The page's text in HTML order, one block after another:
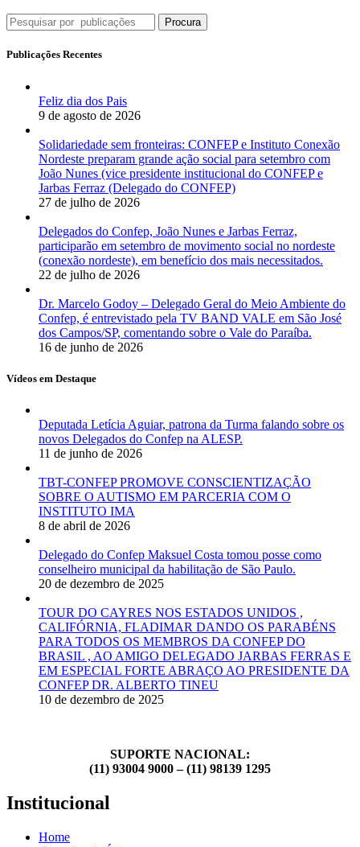
Procura
Publicações Recentes
Feliz dia dos Pais
9 de agosto de 2026
Solidariedade sem fronteiras: CONFEP e Instituto Conexão
Nordeste preparam grande ação social para setembro com
João Nunes (vice presidente institucional do CONFEP e
Jarbas Ferraz (Delegado do CONFEP)
27 de julho de 2026
Delegados do Confep, João Nunes e Jarbas Ferraz,
participarão em setembro de movimento social no nordeste
(conexão nordeste), em benefício dos mais necessitados.
22 de julho de 2026
Dr. Marcelo Godoy – Delegado Geral do Meio Ambiente do
Confep, é entrevistado pela TV BAND VALE em São José
dos Campos/SP, comentando sobre o Vale do Paraíba.
16 de junho de 2026
Vídeos em Destaque
Deputada Letícia Aguiar, patrona da Turma falando sobre os
novos Delegados do Confep na ALESP.
11 de junho de 2026
TBT-CONFEP PROMOVE CONSCIENTIZAÇÃO
SOBRE O AUTISMO EM PARCERIA COM O
INSTITUTO IMA
8 de abril de 2026
Delegado do Confep Maksuel Costa tomou posse como
conselheiro municipal da habilitação de São Paulo.
20 de dezembro de 2025
TOUR DO CAYRES NOS ESTADOS UNIDOS ,
CALIFÓRNIA, FLADIMAR DANDO OS PARABÉNS
PARA TODOS OS MEMBROS DA CONFEP DO
BRASIL , AO AMIGO DELEGADO JARBAS FERRAS E
EM ESPECIAL FORTE ABRAÇO AO PRESIDENTE DA
CONFEP DR. ALBERTO TINEU
10 de dezembro de 2025
SUPORTE NACIONAL:
(11) 93004 9000 – (11) 98139 1295
Institucional
Home